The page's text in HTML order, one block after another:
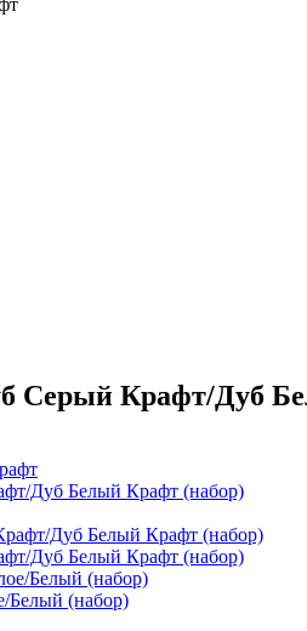
Серый Крафт/Дуб
Дуб Белый Крафт (набор)
Дуб Белый Крафт (набор)
Белый (набор)